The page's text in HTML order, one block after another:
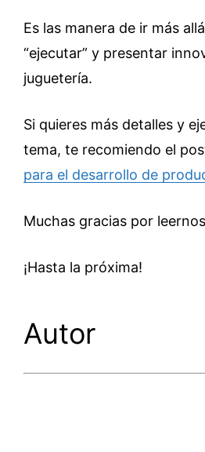
Es las manera de ir más
“ejecutar” y presentar
juguetería.
Si quieres más detalles y
tema, te recomiendo el
para el desarrollo de
Muchas gracias por
¡Hasta la próxima!
Autor